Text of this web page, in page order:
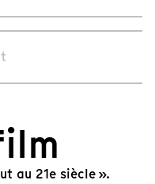
au 21e siècle ».